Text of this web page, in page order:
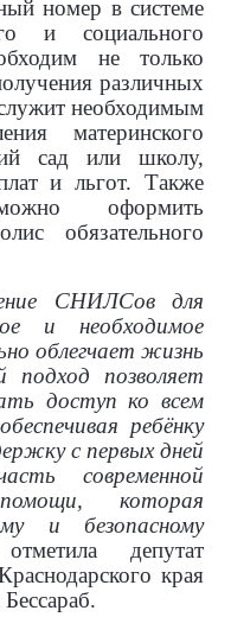
номер в системе
и социального
не только
различных
необходимым
материнского
сад или школу,
и льгот. Также
оформить
обязательного
СНИЛСов для
и необходимое
облегчает жизнь
подход позволяет
доступ ко всем
ребёнку
с первых дней
современной
которая
и безопасному
депутат
края